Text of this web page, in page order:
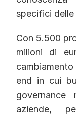
specifici delle
Con 5.500
milioni di
end in cui
governance
aziende,